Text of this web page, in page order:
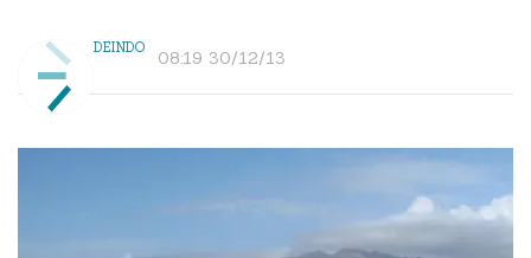
DEINDO 08:19 30/12/13